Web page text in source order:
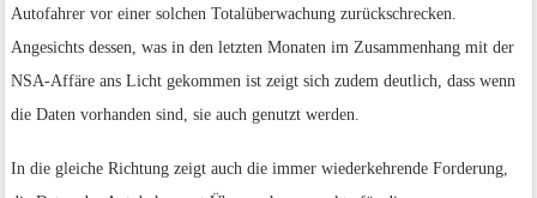
Autofahrer vor einer solchen Totalüberwachung zurückschrecken.
Angesichts dessen, was in den letzten Monaten im Zusammenhang mit der
NSA-Affäre ans Licht gekommen ist zeigt sich zudem deutlich, dass wenn
die Daten vorhanden sind, sie auch genutzt werden.
In die gleiche Richtung zeigt auch die immer wiederkehrende Forderung,